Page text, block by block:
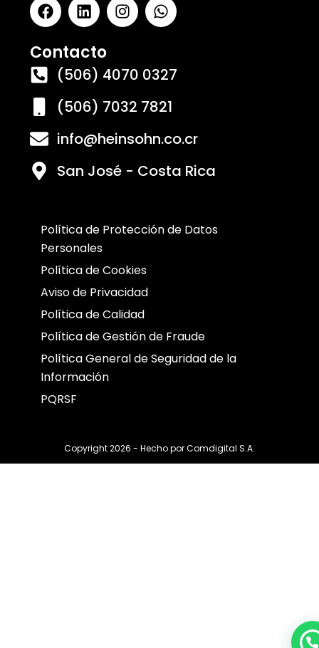
Contacto
(506) 4070 0327
(506) 7032 7821
info@heinsohn.co.cr
San José - Costa Rica
Política de Protección de Datos
Personales
Política de Cookies
Aviso de Privacidad
Política de Calidad
Política de Gestión de Fraude
Política General de Seguridad de la
Información
PQRSF
Copyright 2026 - Hecho porComdigital S.A.